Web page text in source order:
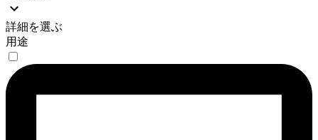
詳細を選ぶ
用途